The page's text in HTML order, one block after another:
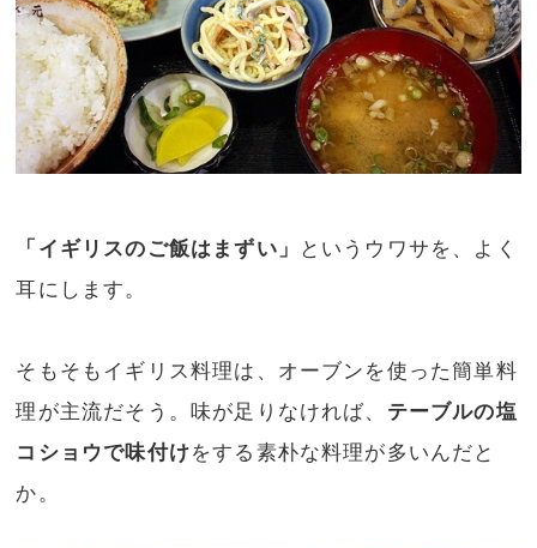
「イギリスのご飯はまずい」
というウワサを、よく
耳にします。
そもそもイギリス料理は、オーブンを使った簡単料
理が主流だそう。味が足りなければ、 テーブルの塩
コショウで味付けをする素朴な料理が多いんだと
か。